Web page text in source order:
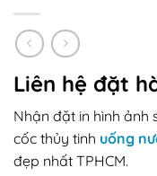
Liên hệ đặt
Nhận đặt in hình ảnh
cốc thủy tinh uống
đẹp nhất TPHCM.